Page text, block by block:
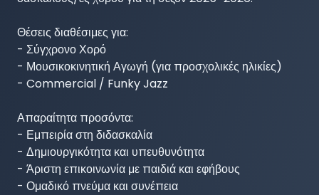
Θέσεις διαθέσιμες για:
- Σύγχρονο Χορό
- Μουσικοκινητική Αγωγή (για προσχολικές ηλικίες)
- Commercial / Funky Jazz
Απαραίτητα προσόντα:
- Εμπειρία στη διδασκαλία
- Δημιουργικότητα και υπευθυνότητα
- Άριστη επικοινωνία με παιδιά και εφήβους
- Ομαδικό πνεύμα και συνέπεια